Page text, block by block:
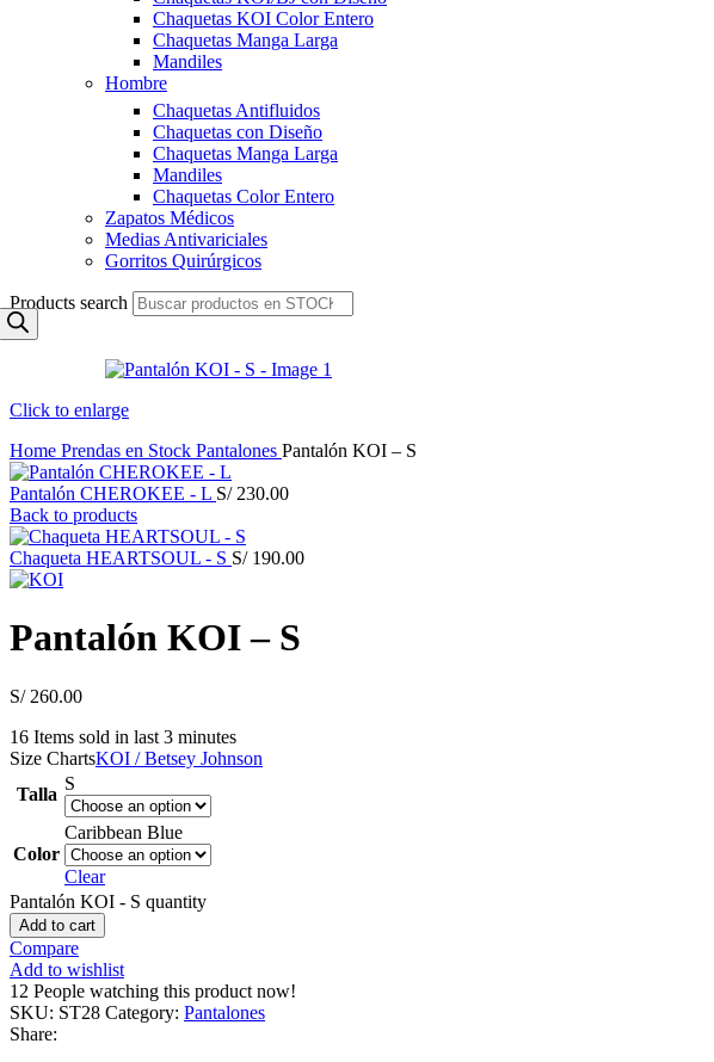
Chaquetas KOI Color Entero
Chaquetas Manga Larga
Mandiles
Hombre
Chaquetas Antifluidos
Chaquetas con Diseño
Chaquetas Manga Larga
Mandiles
Chaquetas Color Entero
Zapatos Médicos
Medias Antivariciales
Gorritos Quirúrgicos
Products search
Click to enlarge
Home Prendas en Stock Pantalones Pantalón KOI – S
Pantalón CHEROKEE - L S/230.00
Back to products
Chaqueta HEARTSOUL - S S/190.00
Pantalón KOI – S
S/260.00
16 Items sold in last 3 minutes
Size ChartsKOI / Betsey Johnson
Talla
S
Color
Caribbean Blue
Clear
Pantalón KOI - S quantity
Add to cart
Compare
Add to wishlist
12 People watching this product now!
SKU: ST28 Category: Pantalones
Share: